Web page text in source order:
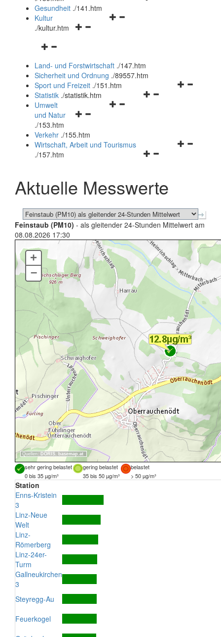
Navigationsmenü
Gesundheit ./141.htm
Navigationsmenü
Kultur
./kultur.htm
Navigationsmenü
und
schließen
Land- und Forstwirtschaft ./147.htm
Sicherheit und Ordnung ./89557.htm
Navigationsmenü
Sport und Freizeit ./151.htm
Navigationsmenü
Statistik ./statistik.htm
Navigationsmenü
und
schließen
Umwelt
und Natur
./153.htm
Verkehr ./155.htm
Navigationsmenü
schließen
Wirtschaft, Arbeit und Tourismus
./157.htm
Aktuelle Messwerte
Feinstaub (PM10) - als gleitender 24-Stunden Mittelwert am
08.08.2026 17:30
Quellen: DORIS, basemap.at
+
–
sehr gering belastet gering belastet
belastet
0 bis 35 µg/m³
35 bis 50 µg/m³ > 50 µg/m³
Station
Enns-Kristein
3
Linz-Neue
Welt
Linz-
Römerberg
Linz-24er-
Turm
Gallneukirchen
3
Steyregg-Au
Feuerkogel